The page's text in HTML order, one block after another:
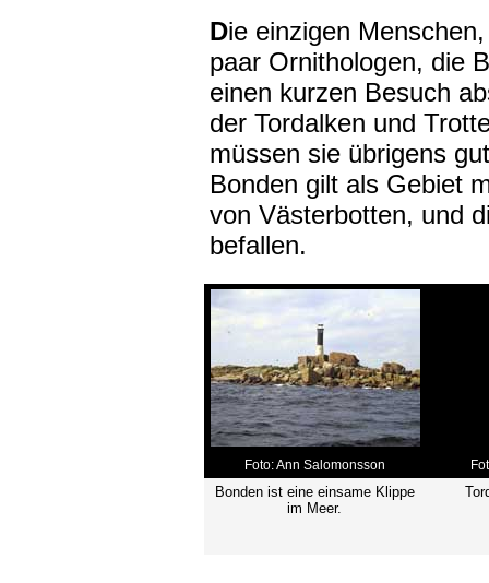
Die einzigen
paar Ornithologen, die
einen kurzen Besuch
der Tordalken und
müssen sie übrigens
Bonden gilt als Gebiet
von Västerbotten, und
befallen.
Foto: Ann Salomonsson
Bonden ist eine einsame Klippe
im Meer.